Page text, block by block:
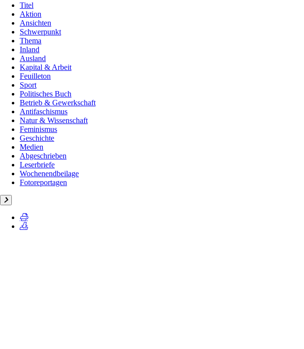
Titel
Aktion
Ansichten
Schwerpunkt
Thema
Inland
Ausland
Kapital & Arbeit
Feuilleton
Sport
Politisches Buch
Betrieb & Gewerkschaft
Antifaschismus
Natur & Wissenschaft
Feminismus
Geschichte
Medien
Abgeschrieben
Leserbriefe
Wochenendbeilage
Fotoreportagen